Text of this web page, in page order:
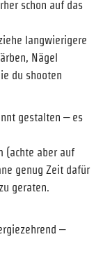
schon auf das
langwierigere
Nägel
du shooten
gestalten – es
(achte aber auf
genug Zeit dafür
geraten.
–